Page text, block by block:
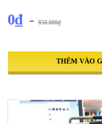
0₫ - 850.000₫
THÊM VÀO